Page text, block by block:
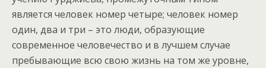
является человек номер четыре; человек номер
один, два и три – это люди, образующие
современное человечество и в лучшем случае
пребывающие всю свою жизнь на том же уровне,